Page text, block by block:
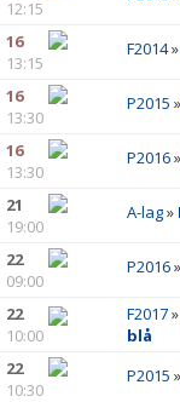
12:15
16
13:15
F2014»
16
13:30
P2015 »
16
13:30
P2016»
21
19:00
A-lag»
22
09:00
P2016»
22
10:00
F2017»
blå
22
10:30
P2015 »